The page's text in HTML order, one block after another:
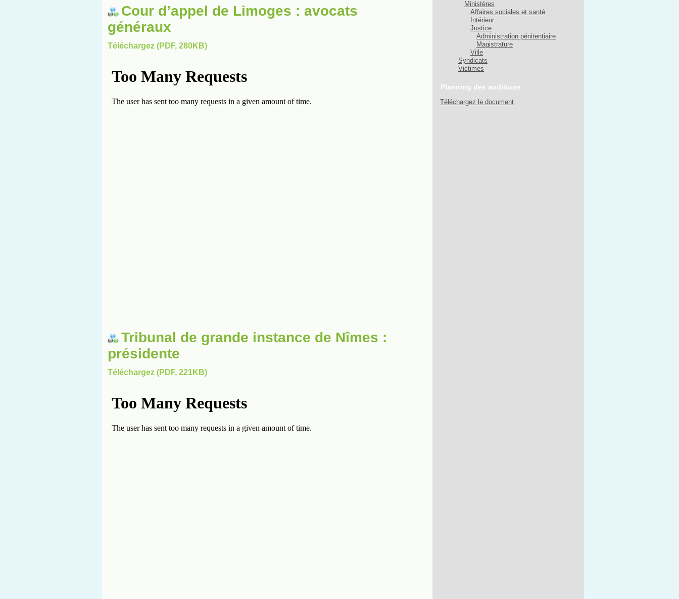
Cour d’appel de Limoges : avocats
généraux
Téléchargez (PDF, 280KB)
Tribunal de grande instance de Nîmes :
présidente
Téléchargez (PDF, 221KB)
Ministères
Affaires sociales et santé
Intérieur
Justice
Administration pénitentiaire
Magistrature
Ville
Syndicats
Victimes
Planning des auditions
Téléchargez le document